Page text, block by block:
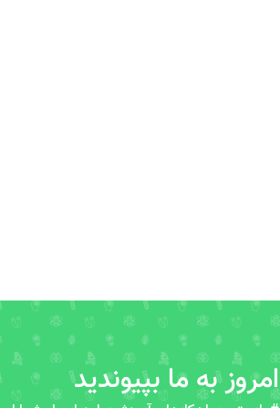
امروز به ما بپیوندید